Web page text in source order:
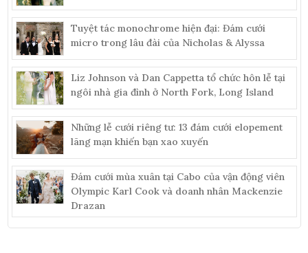
Tuyệt tác monochrome hiện đại: Đám cưới
micro trong lâu đài của Nicholas & Alyssa
Liz Johnson và Dan Cappetta tổ chức hôn lễ tại
ngôi nhà gia đình ở North Fork, Long Island
Những lễ cưới riêng tư: 13 đám cưới elopement
lãng mạn khiến bạn xao xuyến
Đám cưới mùa xuân tại Cabo của vận động viên
Olympic Karl Cook và doanh nhân Mackenzie
Drazan